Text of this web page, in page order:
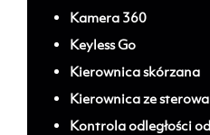
Kamera 360
Keyless Go
Kierownica skórzana
Kierownica ze
Kontrola odległości